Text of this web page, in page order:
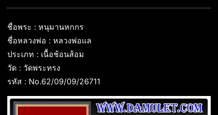
ชื่อพระ : หนุมานหกกร
ชื่อหลวงพ่อ : หลวงพ่อแล
ประเภท : เนื้อช้อนส้อม
วัด : วัดพระทรง
รหัส : No.62/09/09/26711